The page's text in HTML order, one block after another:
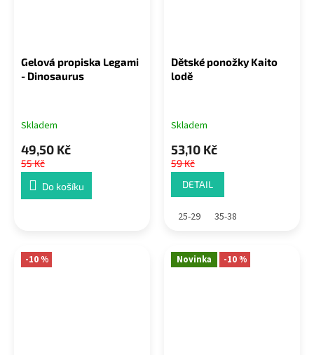
Gelová propiska Legami
- Dinosaurus
Skladem
49,50 Kč
55 Kč
Do košíku
Dětské ponožky Kaito
lodě
Skladem
53,10 Kč
59 Kč
DETAIL
25-29 35-38
-10 % Novinka -10 %